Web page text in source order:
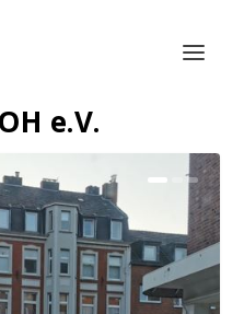
e.V.